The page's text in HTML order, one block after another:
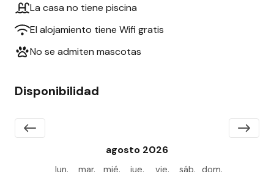
La casa no tiene piscina
El alojamiento tiene Wifi gratis
No se admiten mascotas
Disponibilidad
agosto 2026
lun. mar. mié. jue. vie. sáb. dom.